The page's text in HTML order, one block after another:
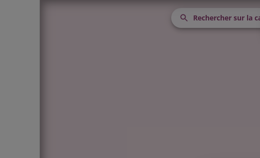
Rechercher sur la